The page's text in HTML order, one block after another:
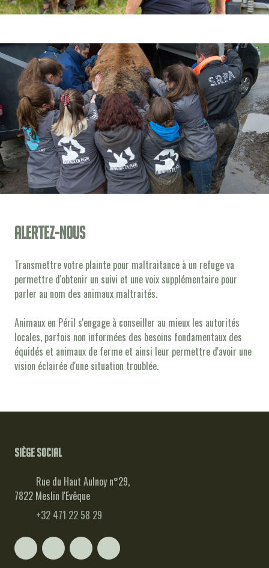
Alertez-nous
Transmettre votre plainte pour maltraitance à un refuge va
permettre d'obtenir un suivi et une voix supplémentaire pour
parler au nom des animaux maltraités.
Animaux en Péril s'engage à conseiller au mieux les autorités
locales, parfois non informées des besoins fondamentaux des
équidés et animaux de ferme et ainsi leur permettre d'avoir une
vision éclairée d'une situation troublée.
Siège social
Rue du Haut Aulnoy n°29,
7822 Meslin l'Evêque
+32 471 22 58 29